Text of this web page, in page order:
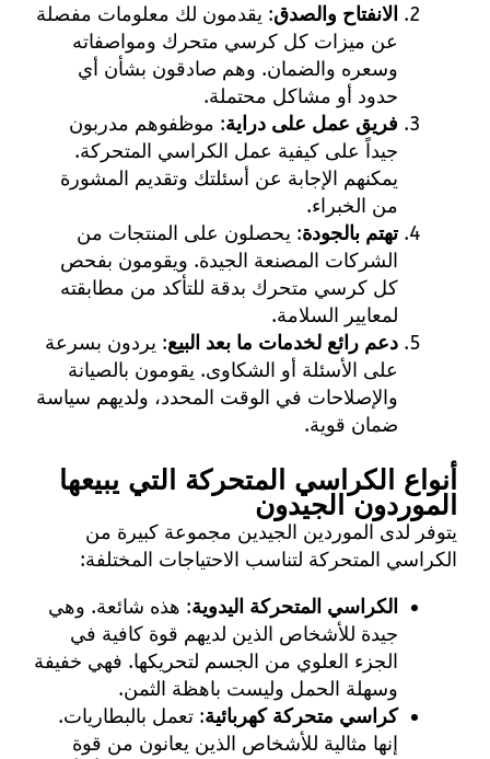
الانفتاح والصدق: يقدمون لك معلومات مفصلة
عن ميزات كل كرسي متحرك ومواصفاته
وسعره والضمان. وهم صادقون بشأن أي
حدود أو مشاكل محتملة.
فريق عمل على دراية: موظفوهم مدربون
جيداً على كيفية عمل الكراسي المتحركة.
يمكنهم الإجابة عن أسئلتك وتقديم المشورة
من الخبراء.
تهتم بالجودة: يحصلون على المنتجات من
الشركات المصنعة الجيدة. ويقومون بفحص
كل كرسي متحرك بدقة للتأكد من مطابقته
لمعايير السلامة.
دعم رائع لخدمات ما بعد البيع : يردون بسرعة
على الأسئلة أو الشكاوى. يقومون بالصيانة
والإصلاحات في الوقت المحدد، ولديهم سياسة
ضمان قوية.
أنواع الكراسي المتحركة التي يبيعها
الموردون الجيدون
يتوفر لدى الموردين الجيدين مجموعة كبيرة من
الكراسي المتحركة لتناسب الاحتياجات المختلفة:
الكراسي المتحركة اليدوية: هذه شائعة. وهي
جيدة للأشخاص الذين لديهم قوة كافية في
الجزء العلوي من الجسم لتحريكها. فهي خفيفة
وسهلة الحمل وليست باهظة الثمن.
كراسي متحركة كهربائية: تعمل بالبطاريات.
إنها مثالية للأشخاص الذين يعانون من قوة